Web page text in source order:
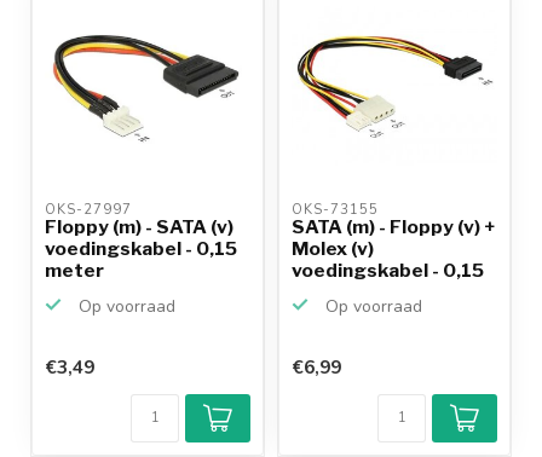
OKS-27997
Floppy (m) - SATA (v)
voedingskabel - 0,15
meter
Op voorraad
€3,49
OKS-73155
SATA (m) - Floppy (v) +
Molex (v)
voedingskabel - 0,15
Op voorraad
€6,99